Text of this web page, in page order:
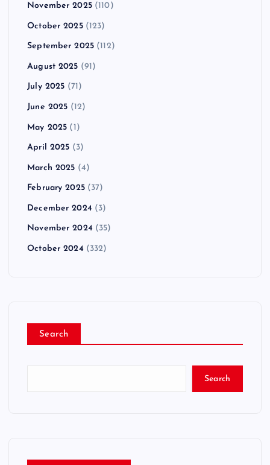
November 2025(110)
October 2025(123)
September 2025 (112)
August 2025 (91)
July 2025 (71)
June 2025 (12)
May 2025 (1)
April 2025 (3)
March 2025 (4)
February 2025(37)
December 2024 (3)
November 2024 (35)
October 2024 (332)
Search
Search